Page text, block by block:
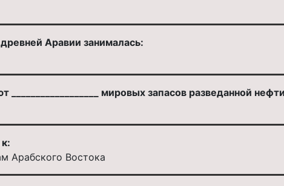
Аравии занималась:
мировых запасов разведанной
Арабского Востока